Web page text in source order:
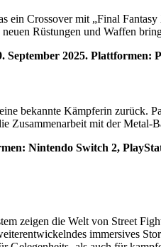
ein Crossover mit „Final
Rüstungen und Waffen
2025.
bekannte Kämpferin zurück.
Zusammenarbeit mit der Metal-
Nintendo Switch 2,
zeigen die Welt von Street
immersives